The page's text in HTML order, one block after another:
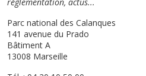
Parc national des Calanques
141 avenue du Prado
Bâtiment A
13008 Marseille